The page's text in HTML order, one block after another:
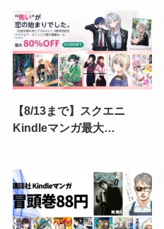
【8/13まで】スクエニ
Kindleマンガ最大
念！『薬屋のひとりごと』
『ホリミヤ』など人気作も
お買い得